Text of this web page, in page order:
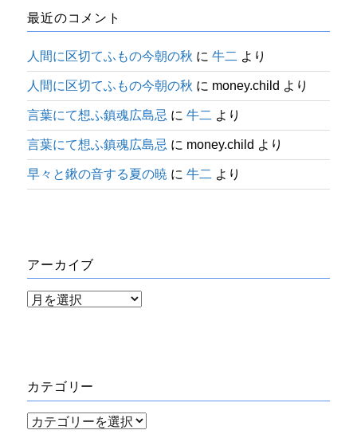
最近のコメント
人間に区切てふもの今朝の秋 に牛二 より
人間に区切てふもの今朝の秋 に money.child より
言葉にて想ふ鎮魂広島忌 に牛二 より
言葉にて想ふ鎮魂広島忌 に money.child より
早々と鍬の音する夏の暁 に牛二 より
アーカイブ
ア
ブ
カテゴリー
カ